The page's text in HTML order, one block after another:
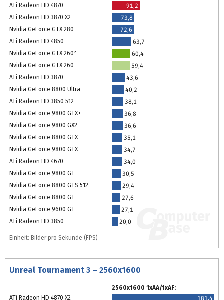
ATi Radeon HD 4870
91,2
ATi Radeon HD 3870 X2
73,8
Nvidia GeForce GTX 280
72,6
ATi Radeon HD 4850
63,7
Nvidia GeForce GTX 260²
60,4
Nvidia GeForce GTX 260
59,4
ATi Radeon HD 3870
43,6
Nvidia GeForce 8800 Ultra
40,2
ATi Radeon HD 3850 512
38,1
Nvidia GeForce 9800 GTX+
36,8
Nvidia GeForce 9800 GX2
36,6
Nvidia GeForce 8800 GTX
35,1
Nvidia GeForce 9800 GTX
34,7
ATi Radeon HD 4670
34,0
Nvidia GeForce 9800 GT
30,5
Nvidia GeForce 8800 GTS 512
29,4
Nvidia GeForce 8800 GT
27,6
Nvidia GeForce 9600 GT
27,1
ATi Radeon HD 3850
20,0
Einheit: Bilder pro Sekunde (FPS)
Unreal Tournament 3 – 2560x1600
2560x1600 1xAA/1xAF:
ATi Radeon HD 4870 X2
181,4